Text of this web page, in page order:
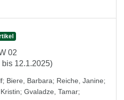
02
12.1.2025)
; Biere, Barbara; Reiche, Janine;
; Gvaladze, Tamar;